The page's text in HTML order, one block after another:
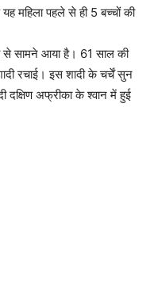
महिला पहले से ही 5 बच्चों की
से सामने आया है। 61 साल की
रचाई। इस शादी के चर्चें सुन
दक्षिण अफ्रीका के श्वान में हुई